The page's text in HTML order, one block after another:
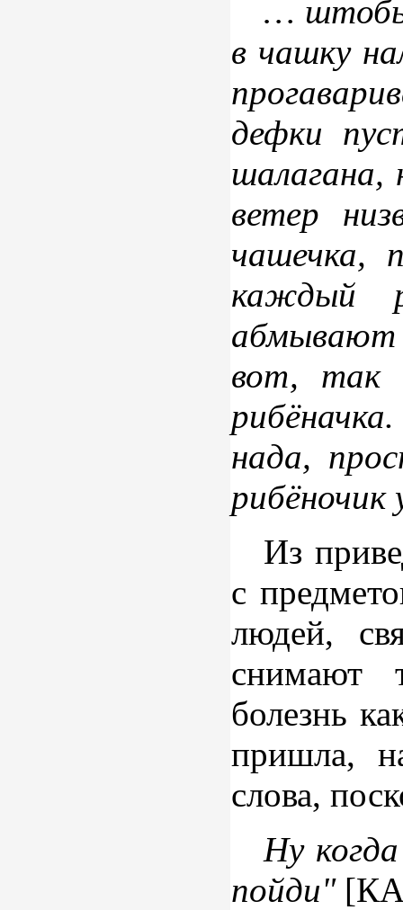
…
в чашку
дефки
шалагана,
ветер
чашечка,
каждый
абмывают
вот, так
нада,
Из
с
людей,
снимают
болезнь
пришла,
слова,
Ну
пойди"